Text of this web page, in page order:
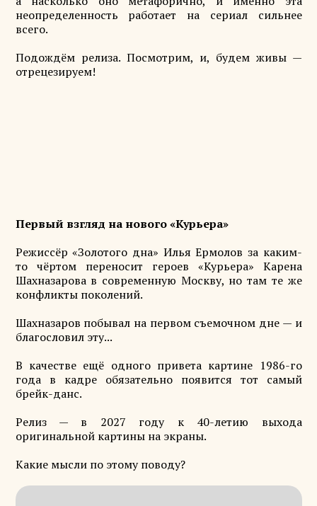
неопределенность работает на сериал сильнее
всего.
Подождём релиза. Посмотрим, и, будем живы —
отрецезируем!
Первый взгляд на нового «Курьера»
Режиссёр «Золотого дна» Илья Ермолов за каким-
то чёртом переносит героев «Курьера» Карена
Шахназарова в современную Москву, но там те же
конфликты поколений.
Шахназаров побывал на первом съемочном дне — и
благословил эту...
В качестве ещё одного привета картине 1986-го
года в кадре обязательно появится тот самый
брейк-данс.
Релиз — в 2027 году к 40-летию выхода
оригинальной картины на экраны.
Какие мысли по этому поводу?